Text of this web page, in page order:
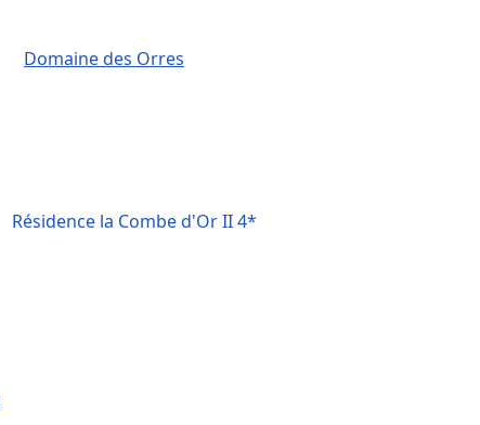
Domaine des Orres
Résidence la Combe d'Or II 4*